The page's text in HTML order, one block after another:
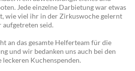
Jede einzelne Darbietung war etwas
wie viel ihr in der Zirkuswoche gelernt
seid.
an das gesamte Helferteam für die
und wir bedanken uns auch bei den
Kuchenspenden.